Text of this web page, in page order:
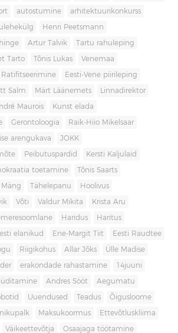
autostumine arhitektuurikonkurss
Henri Peetsmann
Artur Talvik Tartu rahuleping
Tarto Tõnis Lukas Venemaa
Ratifitseerimine Eesti-Vene piirileping
Salm Märt Läänemets Linnadirektor
Maurois Kunst elada
Gerontoloogia Raik-Hiio Mikelsaar
arengukava JOKK
Peibutuspardid Kersti Kaljulaid
toetamine Tõnis Saarts
Mäng Tähelepanu Hoolivus
Võti Valdur Mikita Krista Aru
Haridus Haritus
elanikud Ene-Margit Tiit Eesti Raudtee
Riigikohus Allar Jõks Ülle Madise
erakondade rahastamine 14juuni
Andres Sööt Aegumatu
Uuendused Teadus Õigusloome
Maksukoormus Ettevõtluskliima
Väikeettevõtja Osaajaga töötamine